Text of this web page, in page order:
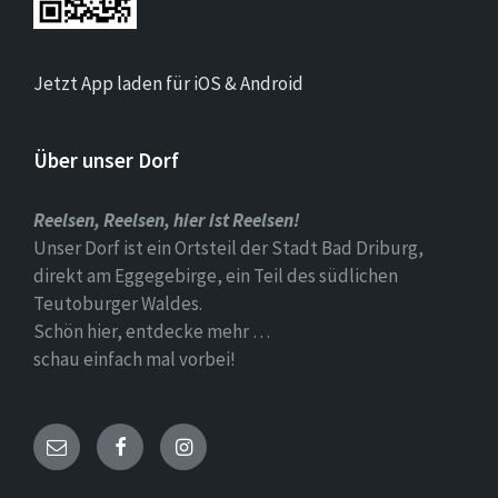
Jetzt App laden für iOS & Android
Über unser Dorf
Reelsen, Reelsen, hier ist Reelsen!
Unser Dorf ist ein Ortsteil der Stadt Bad Driburg,
direkt am Eggegebirge, ein Teil des südlichen
Teutoburger Waldes.
Schön hier, entdecke mehr …
schau einfach mal vorbei!
Email FacebookInstagram